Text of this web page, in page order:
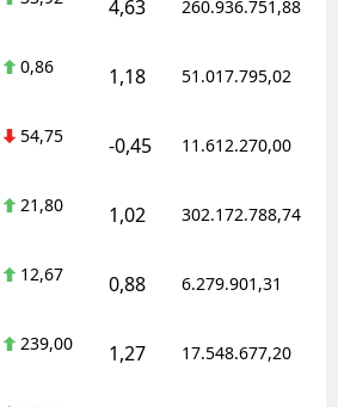
4,63 260.936.751,88
0,86 1,18 51.017.795,02
54,75 -0,45 11.612.270,00
21,80 1,02 302.172.788,74
12,67 0,88 6.279.901,31
239,00 1,27 17.548.677,20